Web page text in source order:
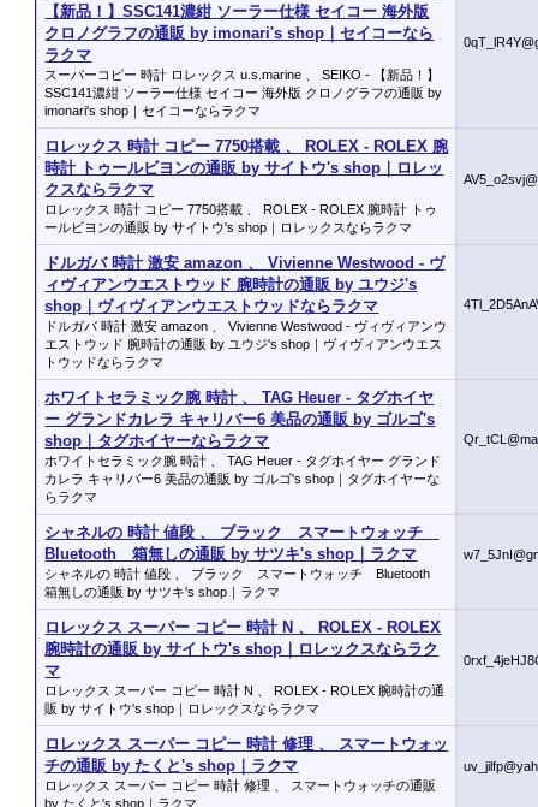
【新品！】SSC141濃紺 ソーラー仕様 セイコー 海外版
クロノグラフの通販 by imonari's shop｜セイコーなら
ラクマ
スーパーコピー 時計 ロレックス u.s.marine 、 SEIKO - 【新品！】
SSC141濃紺 ソーラー仕様 セイコー 海外版 クロノグラフの通販 by
imonari's shop｜セイコーならラクマ
ロレックス 時計 コピー 7750搭載 、 ROLEX - ROLEX 腕
時計 トゥールビヨンの通販 by サイトウ's shop｜ロレッ
クスならラクマ
ロレックス 時計 コピー 7750搭載 、 ROLEX - ROLEX 腕時計 トゥ
ールビヨンの通販 by サイトウ's shop｜ロレックスならラクマ
ドルガバ 時計 激安 amazon 、 Vivienne Westwood - ヴ
ィヴィアンウエストウッド 腕時計の通販 by ユウジ's
shop｜ヴィヴィアンウエストウッドならラクマ
ドルガバ 時計 激安 amazon 、 Vivienne Westwood - ヴィヴィアンウ
エストウッド 腕時計の通販 by ユウジ's shop｜ヴィヴィアンウエス
トウッドならラクマ
ホワイトセラミック腕 時計 、 TAG Heuer - タグホイヤ
ー グランドカレラ キャリバー6 美品の通販 by ゴルゴ's
shop｜タグホイヤーならラクマ
ホワイトセラミック腕 時計 、 TAG Heuer - タグホイヤー グランド
カレラ キャリバー6 美品の通販 by ゴルゴ's shop｜タグホイヤーな
らラクマ
シャネルの 時計 値段 、 ブラック スマートウォッチ
Bluetooth 箱無しの通販 by サツキ's shop｜ラクマ
シャネルの 時計 値段 、 ブラック スマートウォッチ Bluetooth
箱無しの通販 by サツキ's shop｜ラクマ
ロレックス スーパー コピー 時計 N 、 ROLEX - ROLEX
腕時計の通販 by サイトウ's shop｜ロレックスならラク
マ
ロレックス スーパー コピー 時計 N 、 ROLEX - ROLEX 腕時計の通
販 by サイトウ's shop｜ロレックスならラクマ
ロレックス スーパー コピー 時計 修理 、 スマートウォッ
チの通販 by たくと's shop｜ラクマ
ロレックス スーパー コピー 時計 修理 、 スマートウォッチの通販
by たくと's shop｜ラクマ